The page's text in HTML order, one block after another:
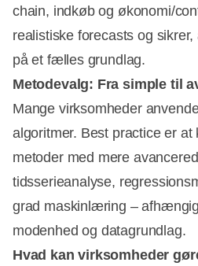
chain, indkøb og økonomi/
realistiske forecasts og
på et fælles grundlag.
Metodevalg: Fra simple til
Mange virksomheder
algoritmer. Best practice er
metoder med mere
tidsserieanalyse,
grad maskinlæring –
modenhed og datagrundlag.
Hvad kan virksomheder